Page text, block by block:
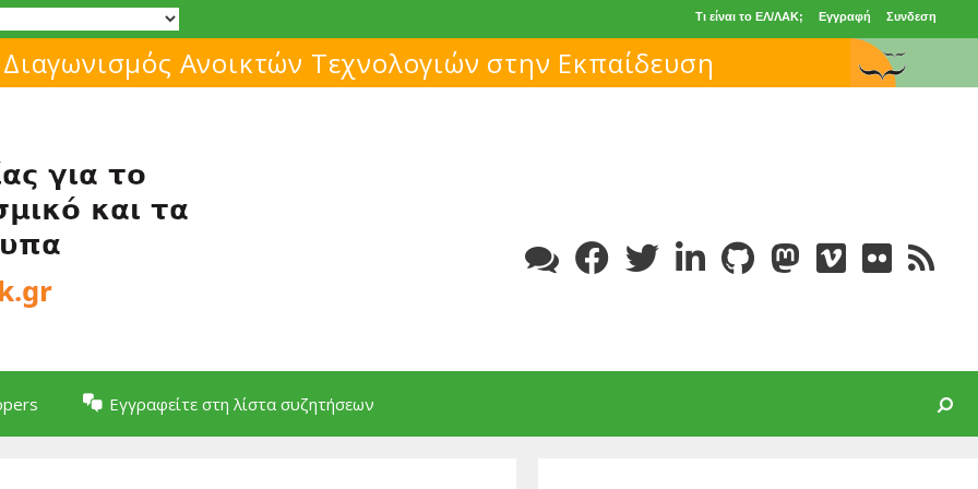
Τι είναι το ΕΛ/ΛΑΚ; Εγγραφή Συνδεση
Μάθε για το ελεύθερο λογισμικό!
Εγγραφείτε στη λίστα συζητήσεων Search